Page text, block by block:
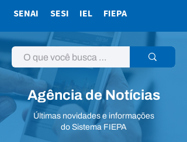
SENAI SESI IEL FIEPA
Agência de Notícias
Últimas novidades e informações
do Sistema FIEPA